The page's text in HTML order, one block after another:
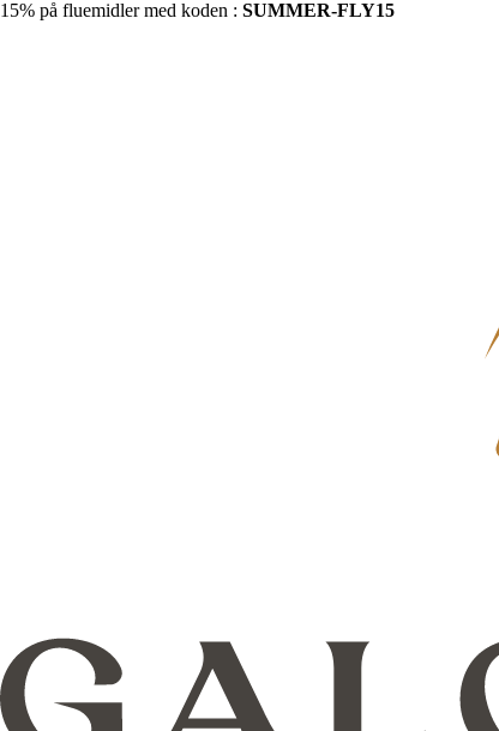
15% på fluemidler med koden : SUMMER-FLY15